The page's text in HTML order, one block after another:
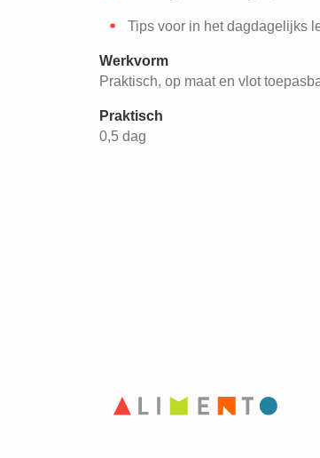
Tips voor in het dagdagelijks
Werkvorm
Praktisch, op maat en vlot
Praktisch
0,5 dag